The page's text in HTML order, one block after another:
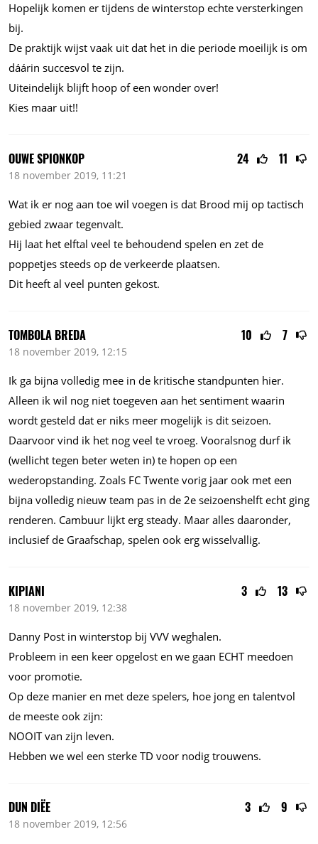
Hopelijk komen er tijdens de winterstop echte versterkingen
bij.
De praktijk wijst vaak uit dat het in die periode moeilijk is om
dáárin succesvol te zijn.
Uiteindelijk blijft hoop of een wonder over!
Kies maar uit!!
24 11
OUWE SPIONKOP
18 november 2019, 11:21
Wat ik er nog aan toe wil voegen is dat Brood mij op tactisch
gebied zwaar tegenvalt.
Hij laat het elftal veel te behoudend spelen en zet de
poppetjes steeds op de verkeerde plaatsen.
Dit heeft al veel punten gekost.
10 7
TOMBOLA BREDA
18 november 2019, 12:15
Ik ga bijna volledig mee in de kritische standpunten hier.
Alleen ik wil nog niet toegeven aan het sentiment waarin
wordt gesteld dat er niks meer mogelijk is dit seizoen.
Daarvoor vind ik het nog veel te vroeg. Vooralsnog durf ik
(wellicht tegen beter weten in) te hopen op een
wederopstanding. Zoals FC Twente vorig jaar ook met een
bijna volledig nieuw team pas in de 2e seizoenshelft echt ging
renderen. Cambuur lijkt erg steady. Maar alles daaronder,
inclusief de Graafschap, spelen ook erg wisselvallig.
3 13
KIPIANI
18 november 2019, 12:38
Danny Post in winterstop bij VVV weghalen.
Probleem in een keer opgelost en we gaan ECHT meedoen
voor promotie.
Op deze manier en met deze spelers, hoe jong en talentvol
de meeste ook zijn:
NOOIT van zijn leven.
Hebben we wel een sterke TD voor nodig trouwens.
3 9
DUN DIËE
18 november 2019, 12:56